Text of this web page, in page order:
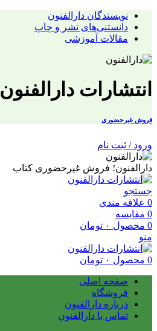
نویسندگان دارالفنون
دانستنی‌های نشر و چاپ
مقالات آموزشی
انتشارات دارالفنون
فروش غیرحضوری
ورود / ثبت نام
دارالفنون؛ فروش غیرحضوری کتاب
جستجو
0 علاقه مندی
0 مقایسه
0 محصول ۰ تومان
منو
0 محصول ۰ تومان
صفحه اصلی
فروشگاه
درباره دارالفنون
تماس با دارالفنون